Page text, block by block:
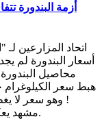
أزمة البندورة
اتحاد المزارعين لـ
أسعار البندورة لم
محاصيل
هبط سعر
! وهو سعر لا
مشهد يعكس حجم الأزمة التي يواجهها القطاع الزراعي.